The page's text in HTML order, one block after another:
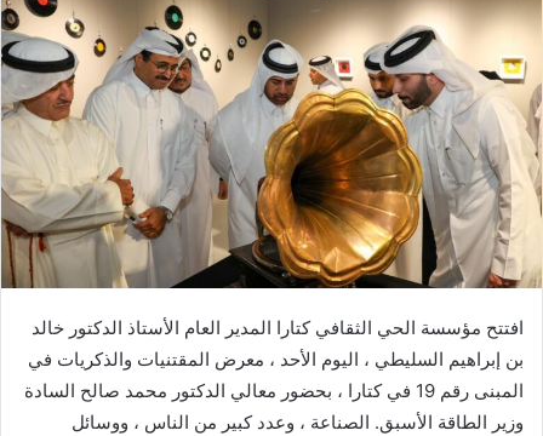
ل
ب
ر
ي
د
إ
ك
و
ن
ي
ا
افتتح مؤسسة الحي الثقافي كتارا المدير العام الأستاذ الدكتور خالد
بن إبراهيم السليطي ، اليوم الأحد ، معرض المقتنيات والذكريات في
المبنى رقم 19 في كتارا ، بحضور معالي الدكتور محمد صالح السادة
وزير الطاقة الأسبق. الصناعة ، وعدد كبير من الناس ، ووسائل